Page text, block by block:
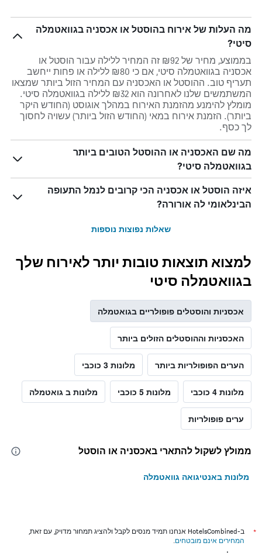
מה העלות של אירוח בהוסטל או אכסניה בגוואטמלה
סיטי?
בממוצע, מחיר של ₪92 זה המחיר ללילה עבור הוסטל או
אכסניה בגוואטמלה סיטי, אם כי ₪80 ללילה או פחות ייחשב
תעריף טוב. ההוסטל או האכסניה עם המחיר הזול ביותר שמצאו
המשתמשים שלנו לאחרונה הוא ₪32 ללילה בגוואטמלה סיטי.
מומלץ להימנע מהזמנת האירוח במהלך אוגוסט (החודש היקר
ביותר). הזמנת אירוח במאי (החודש הזול ביותר) עשויה לחסוך
לך כסף.
מה שם האכסניה או ההוסטל הטובים ביותר
בגוואטמלה סיטי?
איזה הוסטל או אכסניה הכי קרובים לנמל התעופה
הבינלאומי לה אורורה?
שאלות נפוצות נוספות
למצוא תוצאות טובות יותר לאירוח שלך
בגוואטמלה סיטי
אכסניות והוסטלים פופולריים בגואטמלה
האכסניות וההוסטלים הזולים ביותר
הערים הפופולריות ביותר מלונות 3 כוכבי
מלונות 4 כוכבי מלונות 5 כוכבי מלונות ב גואטמלה
ערים פופולריות
ממולץ לשקול להתארי באכסניה או הוסטל
מלונות באנטיגואה גוואטמלה
*
ב-HotelsCombined אנחנו תמיד מנסים לקבל ולהציג תמחור מדויק, עם זאת,
המחירים אינם מובטחים.